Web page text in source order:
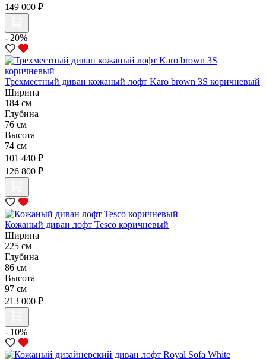
149 000 ₽
- 20%
Трехместный диван кожаный лофт Karo brown 3S коричневый
Ширина
184 см
Глубина
76 см
Высота
74 см
101 440 ₽
126 800 ₽
Кожаный диван лофт Tesco коричневый
Ширина
225 см
Глубина
86 см
Высота
97 см
213 000 ₽
- 10%